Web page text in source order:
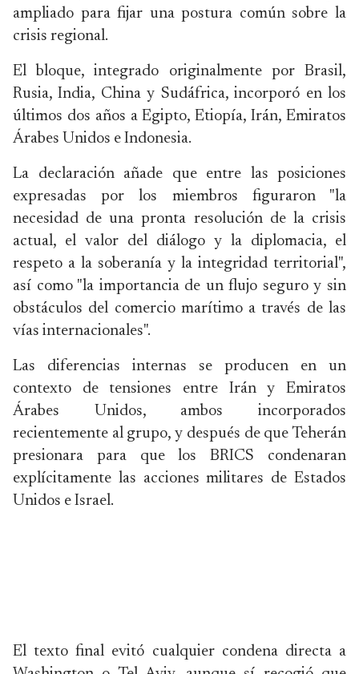
ampliado para fijar una postura común sobre la
crisis regional.
El bloque, integrado originalmente por Brasil,
Rusia, India, China y Sudáfrica, incorporó en los
últimos dos años a Egipto, Etiopía, Irán, Emiratos
Árabes Unidos e Indonesia.
La declaración añade que entre las posiciones
expresadas por los miembros figuraron "la
necesidad de una pronta resolución de la crisis
actual, el valor del diálogo y la diplomacia, el
respeto a la soberanía y la integridad territorial",
así como "la importancia de un flujo seguro y sin
obstáculos del comercio marítimo a través de las
vías internacionales".
Las diferencias internas se producen en un
contexto de tensiones entre Irán y Emiratos
Árabes Unidos, ambos incorporados
recientemente al grupo, y después de que Teherán
presionara para que los BRICS condenaran
explícitamente las acciones militares de Estados
Unidos e Israel.
El texto final evitó cualquier condena directa a